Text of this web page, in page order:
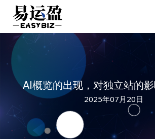
content
AI概览的出现，对独立站的
2025年07月20日